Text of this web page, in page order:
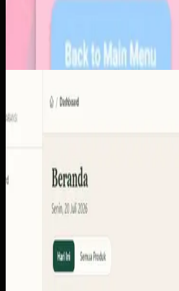
KUD Transparansi
Sebelumnya
Sistem ini perlu menyatukan
anggota, stok, laporan,
dibutuhkan.
Yang kami bangun